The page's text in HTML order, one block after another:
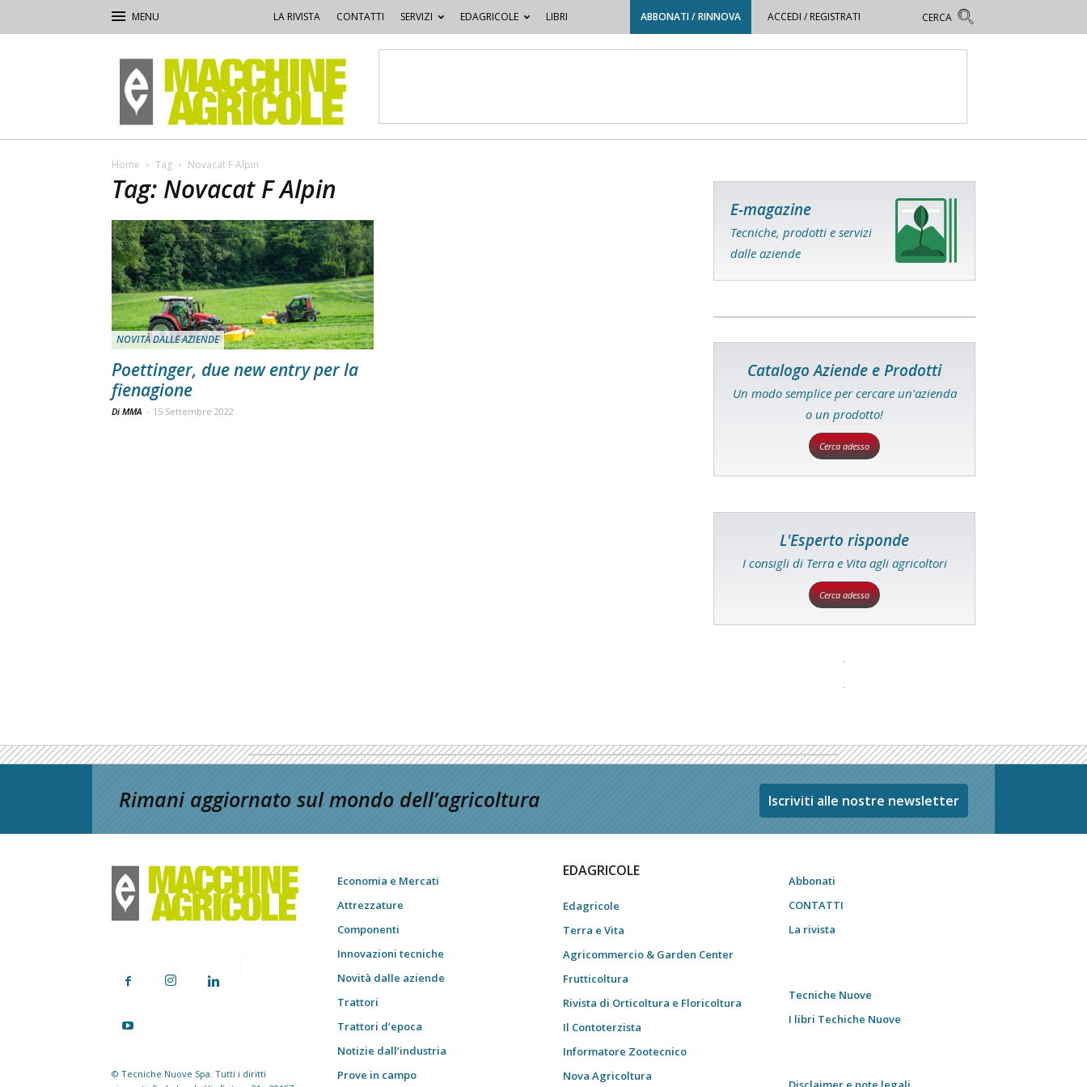
LA RIVISTA CONTATTI SERVIZI EDAGRICOLE LIBRI ABBONATI / RINNOVA ACCEDI / REGISTRATI
Macchine
Agricole
Home Tag Novacat F Alpin
Tag: Novacat F Alpin
NOVITÀ DALLE AZIENDE
Poettinger, due new entry per la
fienagione
Di MMA - 15 Settembre 2022
E-magazine
Tecniche, prodotti e servizi
dalle aziende
Catalogo Aziende e Prodotti
Un modo semplice per cercare un'azienda
o un prodotto!
Cerca adesso
L'Esperto risponde
I consigli di Terra e Vita agli agricoltori
Cerca adesso
Rimani aggiornato sul mondo dell’agricoltura Iscriviti alle nostre newsletter
© Tecniche Nuove Spa. Tutti i diritti
Economia e Mercati
Attrezzature
Componenti
Innovazioni tecniche
Novità dalle aziende
Trattori
Trattori d’epoca
Notizie dall’industria
Prove in campo
EDAGRICOLE
Edagricole
Terra e Vita
Agricommercio & Garden Center
Frutticoltura
Rivista di Orticoltura e Floricoltura
Il Contoterzista
Informatore Zootecnico
Nova Agricoltura
Abbonati
CONTATTI
La rivista
Tecniche Nuove
I libri Techiche Nuove